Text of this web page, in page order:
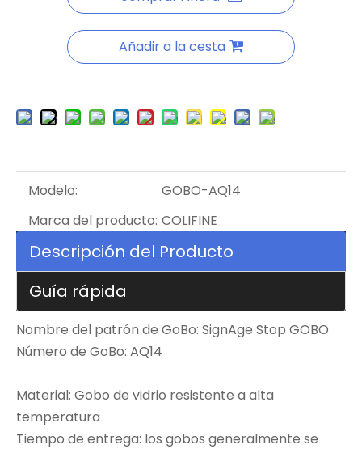
Añadir a la cesta
Modelo:
GOBO-AQ14
Marca del producto: COLIFINE
Descripción del Producto
Guía rápida
Nombre del patrón de GoBo: SignAge Stop GOBO
Número de GoBo: AQ14
Material: Gobo de vidrio resistente a alta
temperatura
Tiempo de entrega: los gobos generalmente se